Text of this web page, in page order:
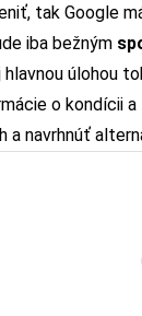
tak Google
iba bežným
úlohou
o kondícii
a navrhnúť